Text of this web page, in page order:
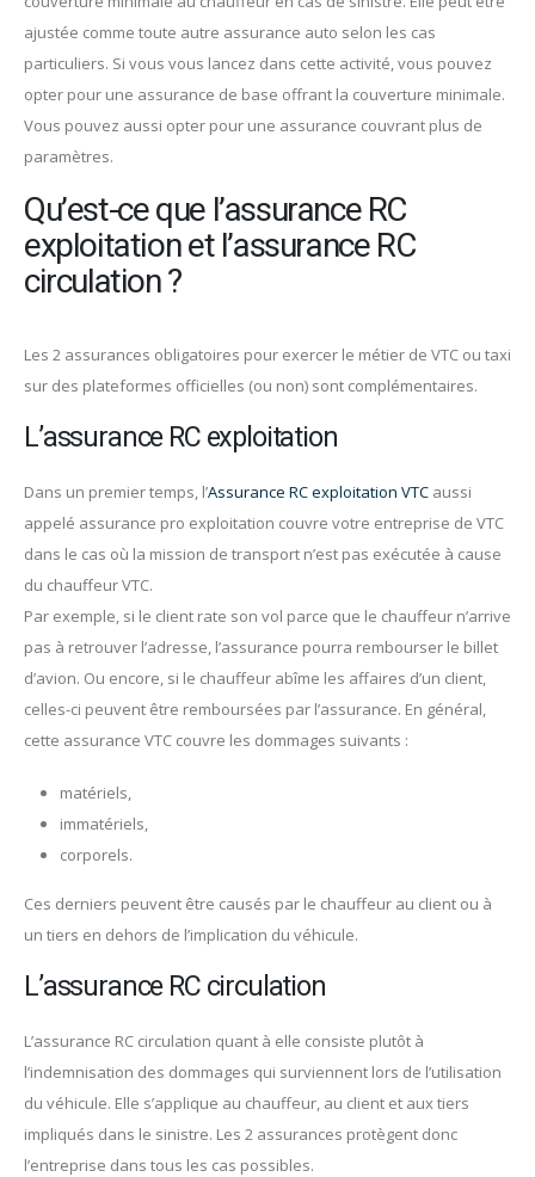
ajustée comme toute autre assurance auto selon les cas
particuliers. Si vous vous lancez dans cette activité, vous pouvez
opter pour une assurance de base offrant la couverture minimale.
Vous pouvez aussi opter pour une assurance couvrant plus de
paramètres.
Qu’est-ce que l’assurance RC
exploitation et l’assurance RC
circulation ?
Les 2 assurances obligatoires pour exercer le métier de VTC ou taxi
sur des plateformes officielles (ou non) sont complémentaires.
L’assurance RC exploitation
Dans un premier temps, l’Assurance RC exploitation VTC aussi
appelé assurance pro exploitation couvre votre entreprise de VTC
dans le cas où la mission de transport n’est pas exécutée à cause
du chauffeur VTC.
Par exemple, si le client rate son vol parce que le chauffeur n’arrive
pas à retrouver l’adresse, l’assurance pourra rembourser le billet
d’avion. Ou encore, si le chauffeur abîme les affaires d’un client,
celles-ci peuvent être remboursées par l’assurance. En général,
cette assurance VTC couvre les dommages suivants :
matériels,
immatériels,
corporels.
Ces derniers peuvent être causés par le chauffeur au client ou à
un tiers en dehors de l’implication du véhicule.
L’assurance RC circulation
L’assurance RC circulation quant à elle consiste plutôt à
l’indemnisation des dommages qui surviennent lors de l’utilisation
du véhicule. Elle s’applique au chauffeur, au client et aux tiers
impliqués dans le sinistre. Les 2 assurances protègent donc
l’entreprise dans tous les cas possibles.